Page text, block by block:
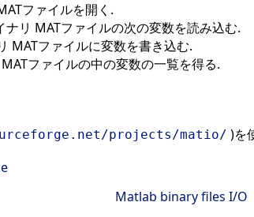
ファイルを開く.
リ MATファイルの次の変数を読み込む.
MATファイルに変数を書き込む.
ファイルの中の変数の一覧を得る.
projects/matio/ )を
Matlab binary files I/O